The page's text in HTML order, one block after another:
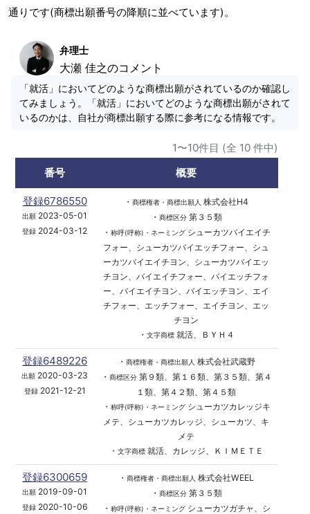
通りです(商標出願番号の降順に並べています)。
弁理士
大瀬 佳之のコメント
「就活」においてどのような商標出願がされているのか確認し
てみましょう。「就活」においてどのような商標出願がされて
いるのかは、自社が商標出願する際に参考になる情報です。
1〜10件目 (全 10 件中)
番号
概要
登録6786550
出願 2023-05-01
登録 2024-03-12
・ 商標権者・商標出願人 株式会社H4
・ 商標区分第３５類
・ 称呼(呼称)・ネーミングシューカツバイエイチ
フォー、シューカツバイエッチフォー、シュ
ーカツバイエイチヨン、シューカツバイエッ
チヨン、バイエイチフォー、バイエッチフォ
ー、バイエイチヨン、バイエッチヨン、エイ
チフォー、エッチフォー、エイチヨン、エッ
チヨン
・ 文字商標就活、ＢＹＨ４
登録6489226
出願 2020-03-23
登録2021-12-21
・ 商標権者・商標出願人 株式会社武蔵野
・ 商標区分第９類、第１６類、第３５類、第４
１類、第４２類、第４５類
・ 称呼(呼称)・ネーミングシューカツカレッジキ
メテ、シューカツカレッジ、シューカツ、キ
メテ
・ 文字商標就活、カレッジ、ＫＩＭＥＴＥ
登録6300659
出願 2019-09-01
登録2020-10-06
・ 商標権者・商標出願人 株式会社WEEL
・ 商標区分第３５類
・ 称呼(呼称)・ネーミングシューカツガチャ、シ